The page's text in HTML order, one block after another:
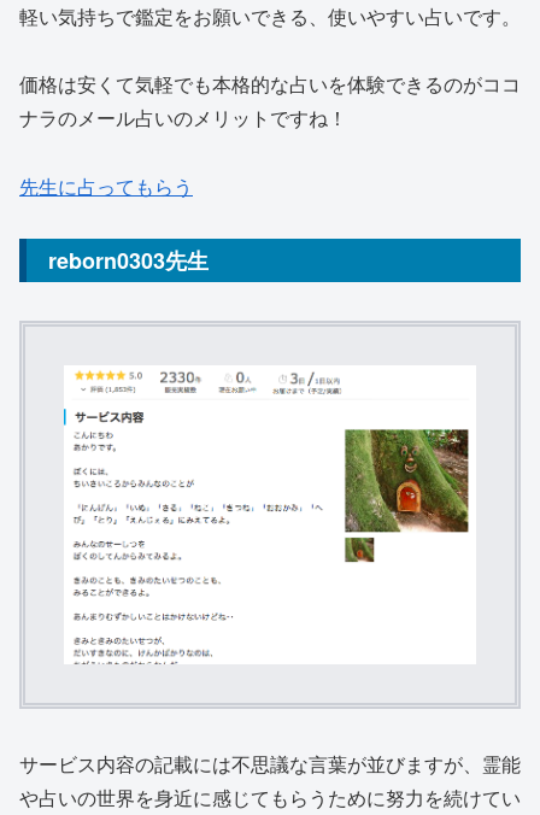
軽い気持ちで鑑定をお願いできる、使いやすい占いです。
価格は安くて気軽でも本格的な占いを体験できるのがココ
ナラのメール占いのメリットですね！
先生に占ってもらう
reborn0303先生
サービス内容の記載には不思議な言葉が並びますが、霊能
や占いの世界を身近に感じてもらうために努力を続けてい